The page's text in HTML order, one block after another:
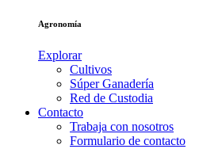
Agronomía
Explorar
Cultivos
Súper Ganadería
Red de Custodia
Contacto
Trabaja con nosotros
Formulario de contacto